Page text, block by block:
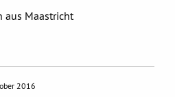
aus Maastricht
2016